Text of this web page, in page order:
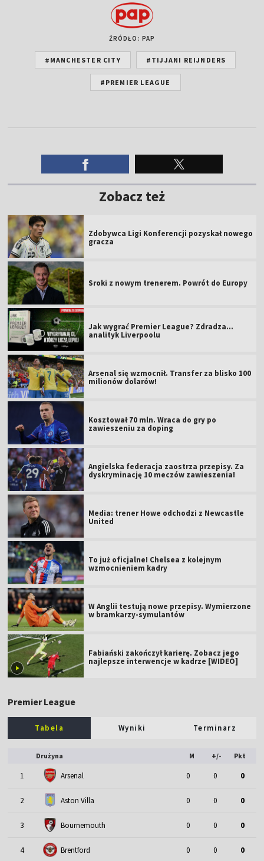
ŹRÓDŁO: PAP
#MANCHESTER CITY #TIJJANI REIJNDERS
#PREMIER LEAGUE
Zobacz też
Zdobywca Ligi Konferencji pozyskał nowego
gracza
Sroki z nowym trenerem. Powrót do Europy
Jak wygrać Premier League? Zdradza...
analityk Liverpoolu
Arsenal się wzmocnił. Transfer za blisko 100
milionów dolarów!
Kosztował 70 mln. Wraca do gry po
zawieszeniu za doping
Angielska federacja zaostrza przepisy. Za
dyskryminację 10 meczów zawieszenia!
Media: trener Howe odchodzi z Newcastle
United
To już oficjalne! Chelsea z kolejnym
wzmocnieniem kadry
W Anglii testują nowe przepisy. Wymierzone
w bramkarzy-symulantów
Fabiański zakończył karierę. Zobacz jego
najlepsze interwencje w kadrze [WIDEO]
Premier League
Tabela Wyniki Terminarz
Drużyna M +/- Pkt
1 Arsenal 0 0 0
2 Aston Villa 0 0 0
3 Bournemouth 0 0 0
4 Brentford 0 0 0